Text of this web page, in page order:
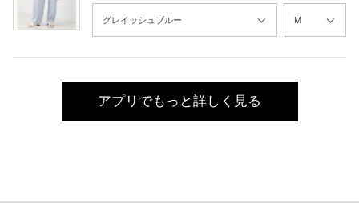
アプリでもっと詳しく見る